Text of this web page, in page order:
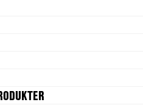
fittings.
8"
(single acting)